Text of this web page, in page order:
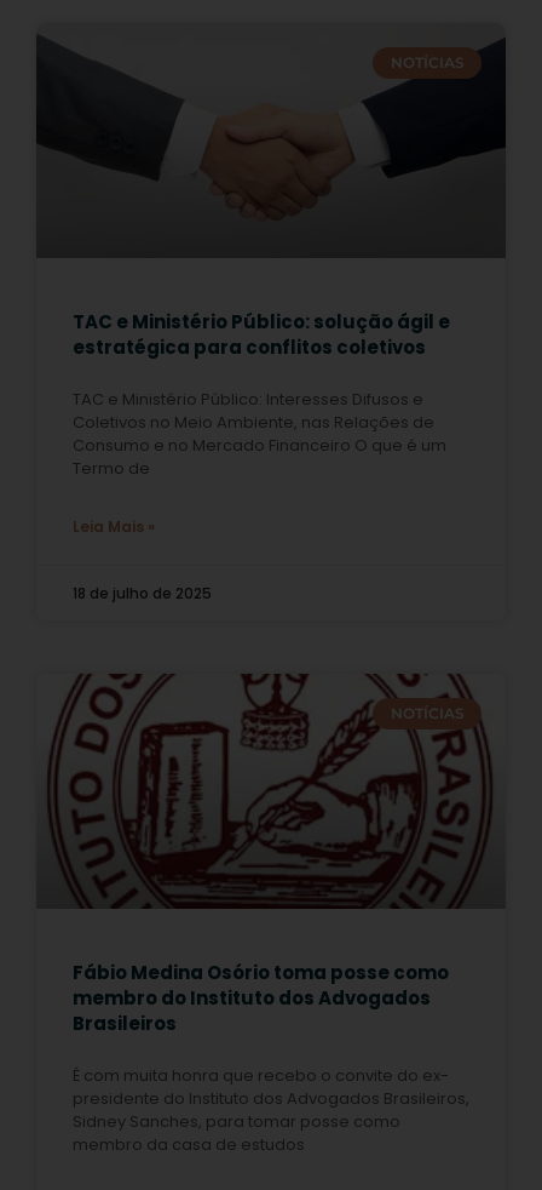
NOTÍCIAS
TAC e Ministério Público: solução ágil e
estratégica para conflitos coletivos
TAC e Ministério Público: Interesses Difusos e
Coletivos no Meio Ambiente, nas Relações de
Consumo e no Mercado Financeiro O que é um
Termo de
Leia Mais »
18 de julho de 2025
NOTÍCIAS
Fábio Medina Osório toma posse como
membro do Instituto dos Advogados
Brasileiros
É com muita honra que recebo o convite do ex-
presidente do Instituto dos Advogados Brasileiros,
Sidney Sanches, para tomar posse como
membro da casa de estudos